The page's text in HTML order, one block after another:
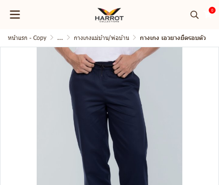
0
หน้าแรก - Copy ... กางเกงแม่บ้าน/พ่อบ้าน กางเกง เอวยางยืดรอบตัว